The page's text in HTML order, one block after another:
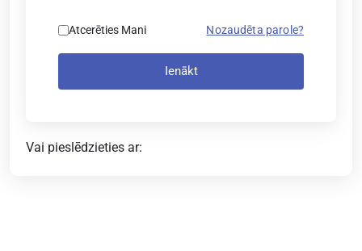
Atcerēties Mani Nozaudēta parole?
Ienākt
Vai pieslēdzieties ar: